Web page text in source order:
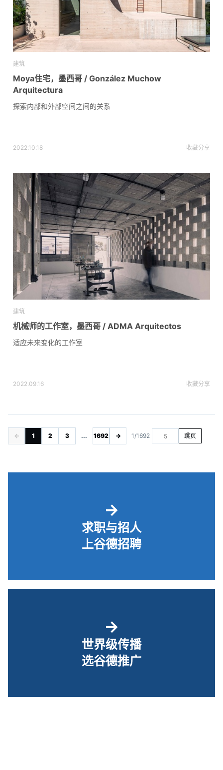
建筑
Moya住宅，墨西哥 / González Muchow
Arquitectura
探索内部和外部空间之间的关系
2022.10.18 收藏分享
建筑
机械师的工作室，墨西哥 / ADMA Arquitectos
适应未来变化的工作室
2022.09.16 收藏分享
← 1 2 3 ... 1692 → 1/1692 跳页
→
求职与招人
上谷德招聘
→
世界级传播
选谷德推广